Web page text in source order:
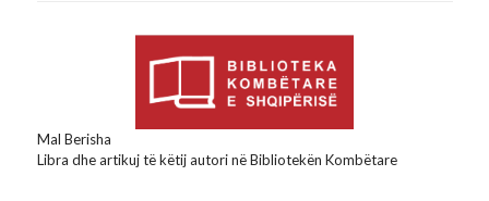
Mal Berisha
Libra dhe artikuj të këtij autori në Bibliotekën Kombëtare